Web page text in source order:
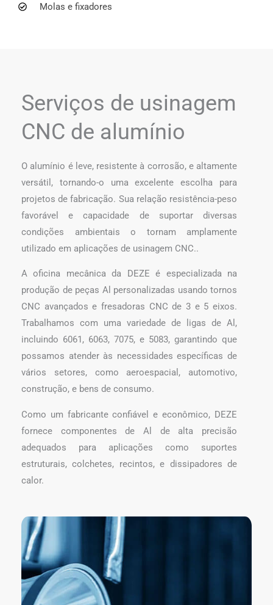
Molas e fixadores
Serviços de usinagem
CNC de alumínio
O alumínio é leve, resistente à corrosão, e altamente
versátil, tornando-o uma excelente escolha para
projetos de fabricação. Sua relação resistência-peso
favorável e capacidade de suportar diversas
condições ambientais o tornam amplamente
utilizado em aplicações de usinagem CNC..
A oficina mecânica da DEZE é especializada na
produção de peças Al personalizadas usando tornos
CNC avançados e fresadoras CNC de 3 e 5 eixos.
Trabalhamos com uma variedade de ligas de Al,
incluindo 6061, 6063, 7075, e 5083, garantindo que
possamos atender às necessidades específicas de
vários setores, como aeroespacial, automotivo,
construção, e bens de consumo.
Como um fabricante confiável e econômico, DEZE
fornece componentes de Al de alta precisão
adequados para aplicações como suportes
estruturais, colchetes, recintos, e dissipadores de
calor.